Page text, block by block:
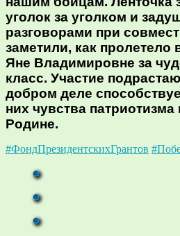
уголок за уголком и
разговорами при
заметили, как пролетело
Яне Владимировне за
класс. Участие
добром деле
них чувства
Родине.
#ФондПрезидентскихГрантов